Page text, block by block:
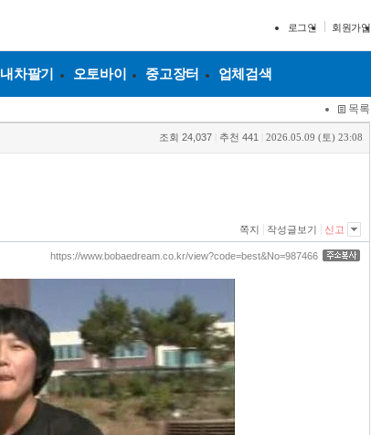
로그인 회원가입
내차팔기 오토바이 중고장터 업체검색
목록
조회 24,037 추천 441 2026.05.09 (토) 23:08
쪽지 작성글보기 신고
https://www.bobaedream.co.kr/view?code=best&No=987466